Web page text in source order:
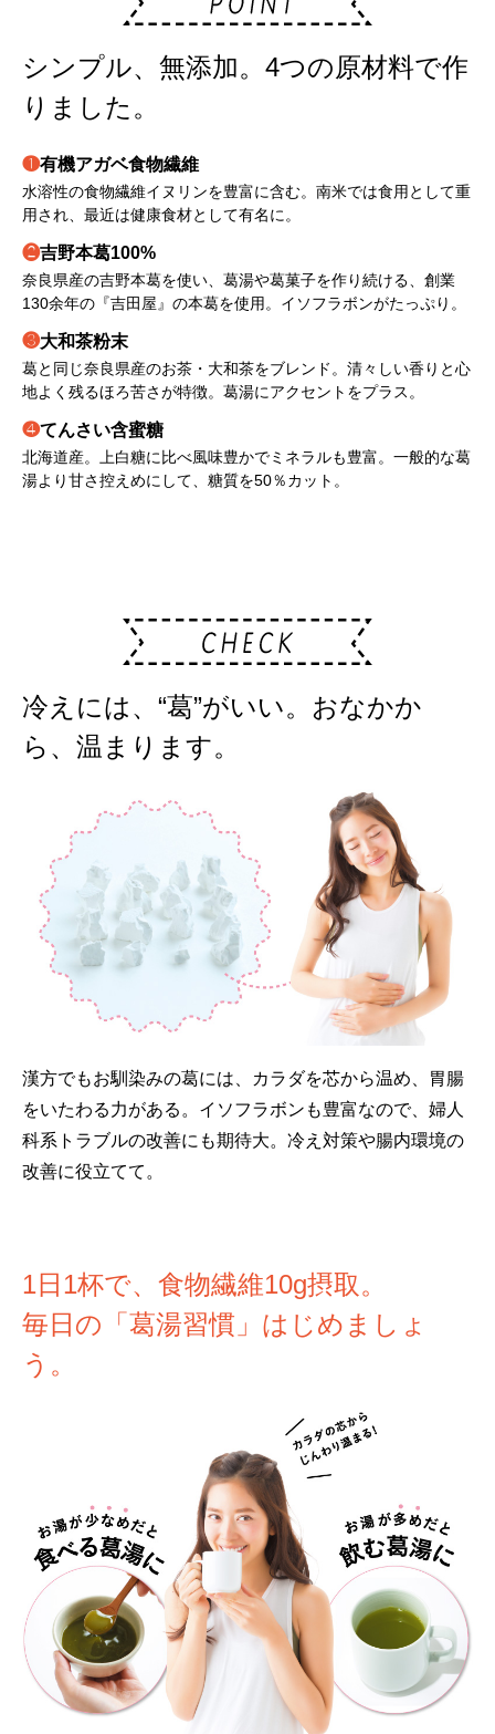
シンプル、無添加。4つの原材料で作
りました。
❶有機アガベ食物繊維
水溶性の食物繊維イヌリンを豊富に含む。南米では食用として重
用され、最近は健康食材として有名に。
❷吉野本葛100%
奈良県産の吉野本葛を使い、葛湯や葛菓子を作り続ける、創業
130余年の『吉田屋』の本葛を使用。イソフラボンがたっぷり。
❸大和茶粉末
葛と同じ奈良県産のお茶・大和茶をブレンド。清々しい香りと心
地よく残るほろ苦さが特徴。葛湯にアクセントをプラス。
❹てんさい含蜜糖
北海道産。上白糖に比べ風味豊かでミネラルも豊富。一般的な葛
湯より甘さ控えめにして、糖質を50％カット。
冷えには、“葛”がいい。おなかか
ら、温まります。
漢方でもお馴染みの葛には、カラダを芯から温め、胃腸
をいたわる力がある。イソフラボンも豊富なので、婦人
科系トラブルの改善にも期待大。冷え対策や腸内環境の
改善に役立てて。
1日1杯で、食物繊維10g摂取。
毎日の「葛湯習慣」はじめましょ
う。